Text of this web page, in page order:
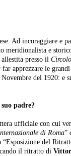
Ad incoraggiare e
meridionalista e
presso il
apprezzare le
del 1920: e
padre?
ufficiale con cui
di Roma”
del
il ritratto di